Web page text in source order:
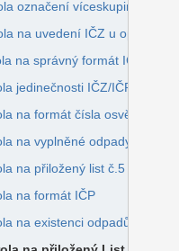
označení víceskupinové
na uvedení IČZ u oprávněné
na správný formát IČZ u
jedinečnosti IČZ/IČP +
na formát čísla osvědčení
na vyplněné odpady,
na přiložený list č.5 - hlášení
na formát IČP
na existenci odpadů ze